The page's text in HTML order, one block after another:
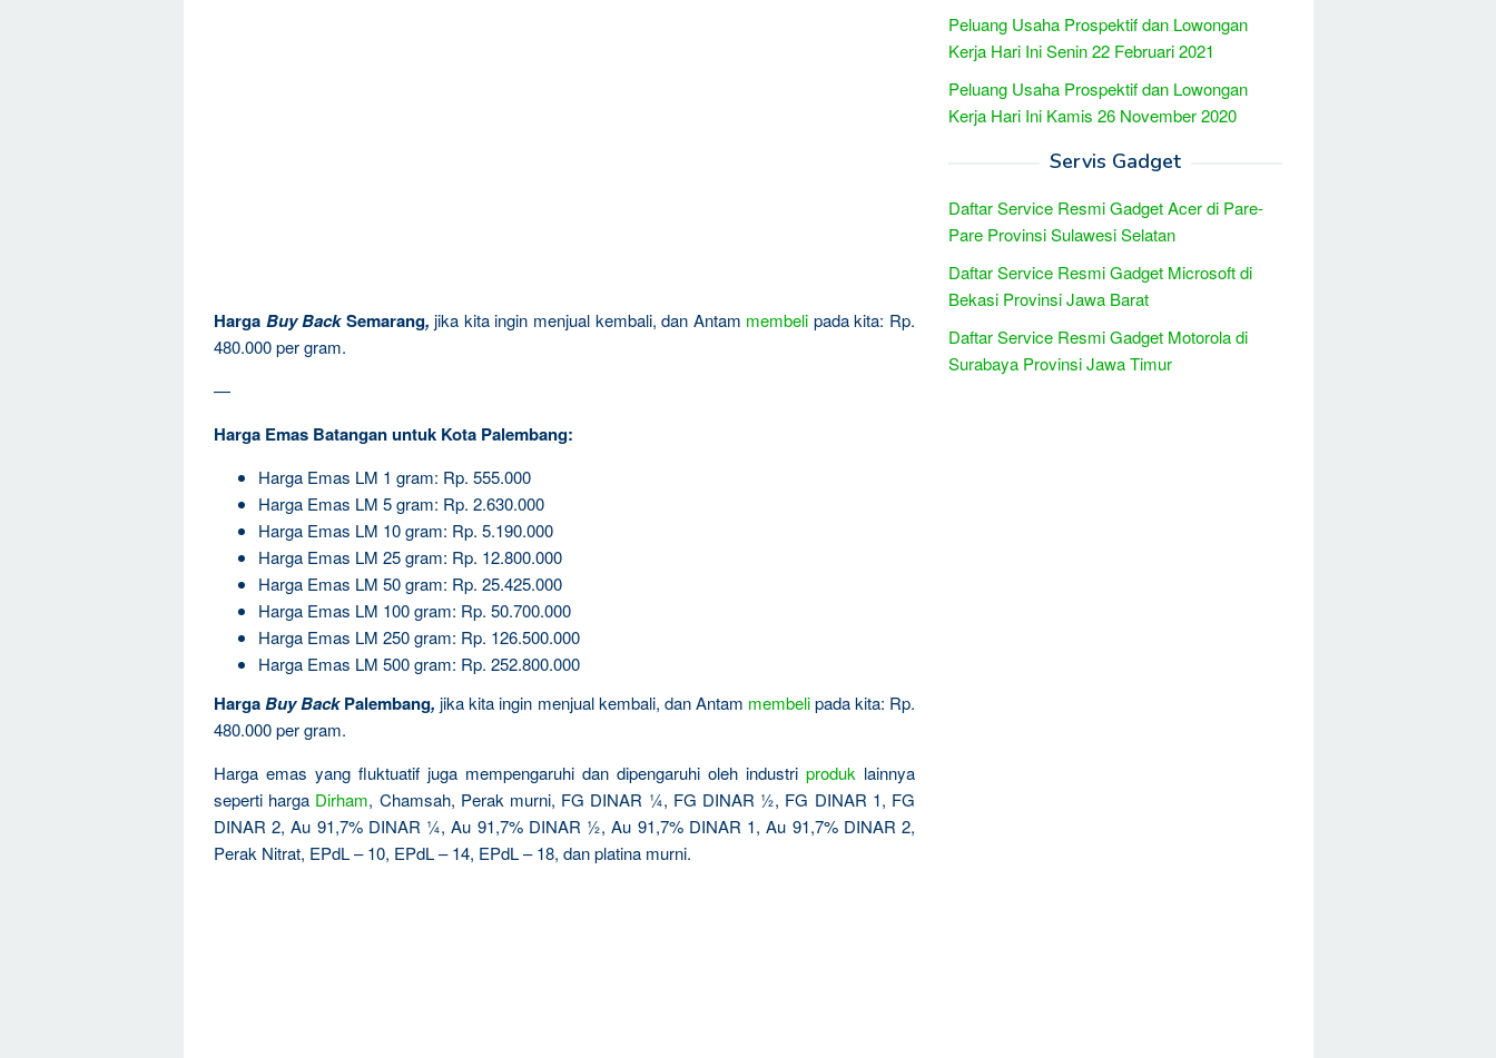
Harga Buy BackSemarang,jika kita ingin menjual kembali, dan Antam membeli pada kita: Rp.
480.000 per gram.
—
Harga Emas Batangan untuk Kota Palembang:
Harga Emas LM 1 gram: Rp. 555.000
Harga Emas LM 5 gram: Rp. 2.630.000
Harga Emas LM 10 gram: Rp. 5.190.000
Harga Emas LM 25 gram: Rp. 12.800.000
Harga Emas LM 50 gram: Rp. 25.425.000
Harga Emas LM 100 gram: Rp. 50.700.000
Harga Emas LM 250 gram: Rp. 126.500.000
Harga Emas LM 500 gram: Rp. 252.800.000
HargaBuy BackPalembang, jika kita ingin menjual kembali, dan Antam membelipada kita: Rp.
480.000 per gram.
Harga emas yang fluktuatif juga mempengaruhi dan dipengaruhi oleh industri produk lainnya
seperti harga Dirham, Chamsah, Perak murni, FG DINAR ¼, FG DINAR ½, FG DINAR 1, FG
DINAR 2, Au 91,7% DINAR ¼, Au 91,7% DINAR ½, Au 91,7% DINAR 1, Au 91,7% DINAR 2,
Perak Nitrat, EPdL – 10, EPdL – 14, EPdL – 18, dan platina murni.
Peluang Usaha Prospektif dan Lowongan
Kerja Hari Ini Senin 22 Februari 2021
Peluang Usaha Prospektif dan Lowongan
Kerja Hari Ini Kamis 26 November 2020
Servis Gadget
Daftar Service Resmi Gadget Acer di Pare-
Pare Provinsi Sulawesi Selatan
Daftar Service Resmi Gadget Microsoft di
Bekasi Provinsi Jawa Barat
Daftar Service Resmi Gadget Motorola di
Surabaya Provinsi Jawa Timur